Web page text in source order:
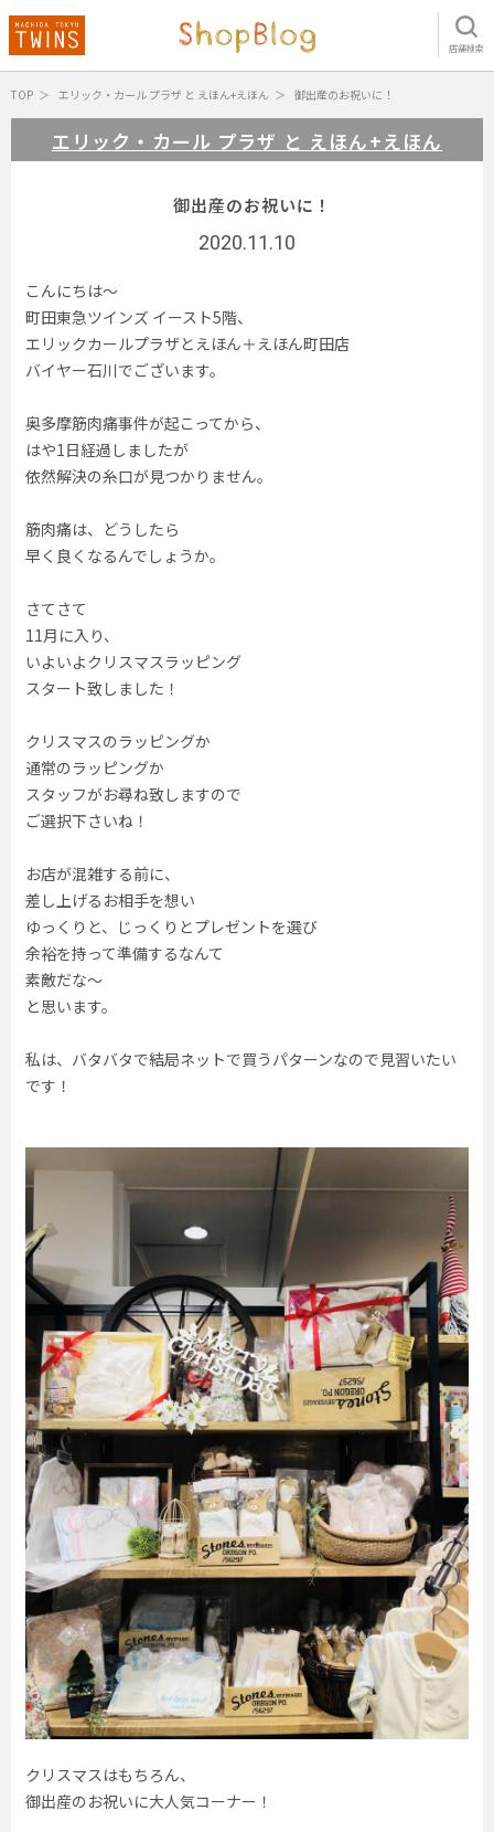
店舗検索
TOP エリック・カール プラザ と えほん+えほん 御出産のお祝いに！
エリック・カール プラザ と えほん+えほん
御出産のお祝いに！
2020.11.10
こんにちは〜
町田東急ツインズ イースト5階、
エリックカールプラザとえほん＋えほん町田店
バイヤー石川でございます。
奥多摩筋肉痛事件が起こってから、
はや1日経過しましたが
依然解決の糸口が見つかりません。
筋肉痛は、どうしたら
早く良くなるんでしょうか。
さてさて
11月に入り、
いよいよクリスマスラッピング
スタート致しました！
クリスマスのラッピングか
通常のラッピングか
スタッフがお尋ね致しますので
ご選択下さいね！
お店が混雑する前に、
差し上げるお相手を想い
ゆっくりと、じっくりとプレゼントを選び
余裕を持って準備するなんて
素敵だな〜
と思います。
私は、バタバタで結局ネットで買うパターンなので見習いたい
です！
クリスマスはもちろん、
御出産のお祝いに大人気コーナー！